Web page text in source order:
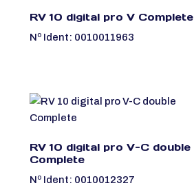
RV 10 digital pro V Complete
Nº Ident: 0010011963
RV 10 digital pro V-C double
Complete
Nº Ident: 0010012327